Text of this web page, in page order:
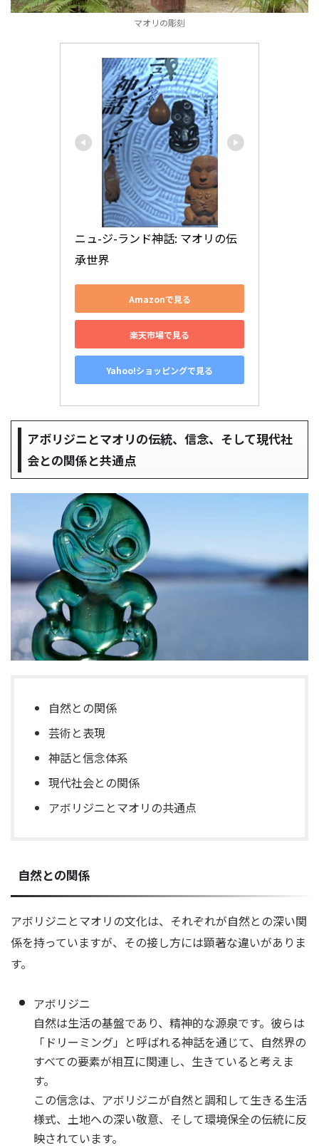
マオリの彫刻
ニュ-ジ-ランド神話: マオリの伝
承世界
Amazonで見る
楽天市場で見る
Yahoo!ショッピングで見る
アボリジニとマオリの伝統、信念、そして現代社
会との関係と共通点
自然との関係
芸術と表現
神話と信念体系
現代社会との関係
アボリジニとマオリの共通点
自然との関係
アボリジニとマオリの文化は、それぞれが自然との深い関
係を持っていますが、その接し方には顕著な違いがありま
す。
アボリジニ
自然は生活の基盤であり、精神的な源泉です。彼らは
「ドリーミング」と呼ばれる神話を通じて、自然界の
すべての要素が相互に関連し、生きていると考えま
す。
この信念は、アボリジニが自然と調和して生きる生活
様式、土地への深い敬意、そして環境保全の伝統に反
映されています。